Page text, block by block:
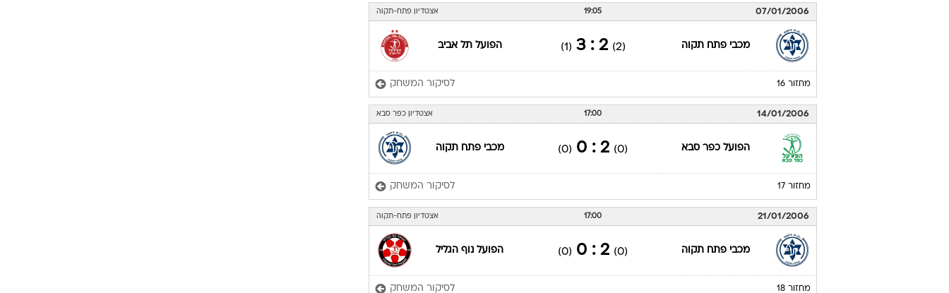
07/01/2006
19:05 אצטדיון פתח-תקוה
מכבי פתח תקוה (2)
2 : 3
(1) הפועל תל אביב
מחזור 16 לסיקור המשחק
14/01/2006
17:00 אצטדיון כפר סבא
הפועל כפר סבא (0)
2 : 0
(0) מכבי פתח תקוה
מחזור 17 לסיקור המשחק
21/01/2006
17:00 אצטדיון פתח-תקוה
מכבי פתח תקוה (0)
2 : 0
(0) הפועל נוף הגליל
מחזור 18 לסיקור המשחק